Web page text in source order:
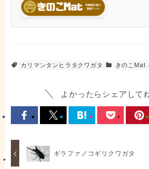
カリマンタンヒラタクワガタ きのこMat
よかったらシェアして
ギラファノコギリクワガタ